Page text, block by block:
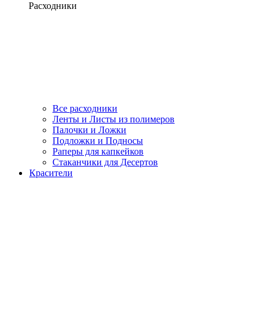
Расходники
Все расходники
Ленты и Листы из полимеров
Палочки и Ложки
Подложки и Подносы
Раперы для капкейков
Стаканчики для Десертов
Красители